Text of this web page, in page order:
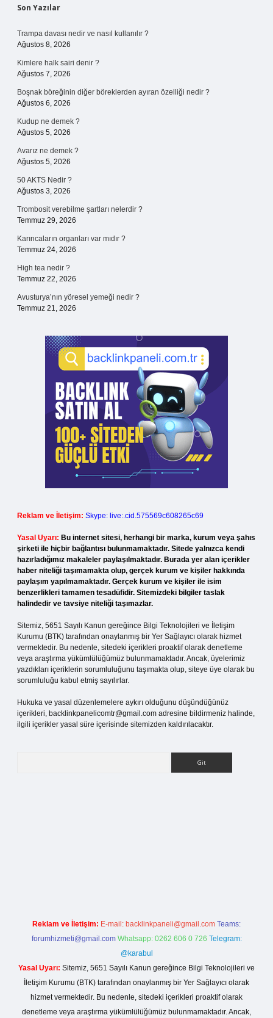
Sidebar
Son Yazılar
Trampa davası nedir ve nasıl kullanılır ?
Ağustos 8, 2026
Kimlere halk sairi denir ?
Ağustos 7, 2026
Boşnak böreğinin diğer böreklerden ayıran özelliği nedir ?
Ağustos 6, 2026
Kudup ne demek ?
Ağustos 5, 2026
Avarız ne demek ?
Ağustos 5, 2026
50 AKTS Nedir ?
Ağustos 3, 2026
Trombosit verebilme şartları nelerdir ?
Temmuz 29, 2026
Karıncaların organları var mıdır ?
Temmuz 24, 2026
High tea nedir ?
Temmuz 22, 2026
Avusturya’nın yöresel yemeği nedir ?
Temmuz 21, 2026
Reklam ve İletişim: Skype: live:.cid.575569c608265c69
Yasal Uyarı: Bu internet sitesi, herhangi bir marka, kurum veya şahıs
şirketi ile hiçbir bağlantısı bulunmamaktadır. Sitede yalnızca kendi
hazırladığımız makaleler paylaşılmaktadır. Burada yer alan içerikler
haber niteliği taşımamakta olup, gerçek kurum ve kişiler hakkında
paylaşım yapılmamaktadır. Gerçek kurum ve kişiler ile isim
benzerlikleri tamamen tesadüfidir. Sitemizdeki bilgiler taslak
halindedir ve tavsiye niteliği taşımazlar.
Sitemiz, 5651 Sayılı Kanun gereğince Bilgi Teknolojileri ve İletişim
Kurumu (BTK) tarafından onaylanmış bir Yer Sağlayıcı olarak hizmet
vermektedir. Bu nedenle, sitedeki içerikleri proaktif olarak denetleme
veya araştırma yükümlülüğümüz bulunmamaktadır. Ancak, üyelerimiz
yazdıkları içeriklerin sorumluluğunu taşımakta olup, siteye üye olarak bu
sorumluluğu kabul etmiş sayılırlar.
Hukuka ve yasal düzenlemelere aykırı olduğunu düşündüğünüz
içerikleri, backlinkpanelicomtr@gmail.com adresine bildirmeniz halinde,
ilgili içerikler yasal süre içerisinde sitemizden kaldırılacaktır.
Reklam ve İletişim: E-mail: backlinkpaneli@gmail.com Teams:
forumhizmeti@gmail.com Whatsapp: 0262 606 0 726 Telegram:
@karabul
Yasal Uyarı: Sitemiz, 5651 Sayılı Kanun gereğince Bilgi Teknolojileri ve
İletişim Kurumu (BTK) tarafından onaylanmış bir Yer Sağlayıcı olarak
hizmet vermektedir. Bu nedenle, sitedeki içerikleri proaktif olarak
denetleme veya araştırma yükümlülüğümüz bulunmamaktadır. Ancak,